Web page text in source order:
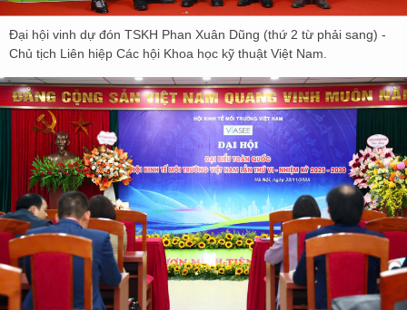
Đại hội vinh dự đón TSKH Phan Xuân Dũng (thứ 2 từ phải sang) -
Chủ tịch Liên hiệp Các hội Khoa học kỹ thuật Việt Nam.